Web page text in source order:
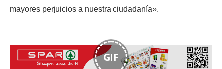
mayores perjuicios a nuestra ciudadanía».
GIF